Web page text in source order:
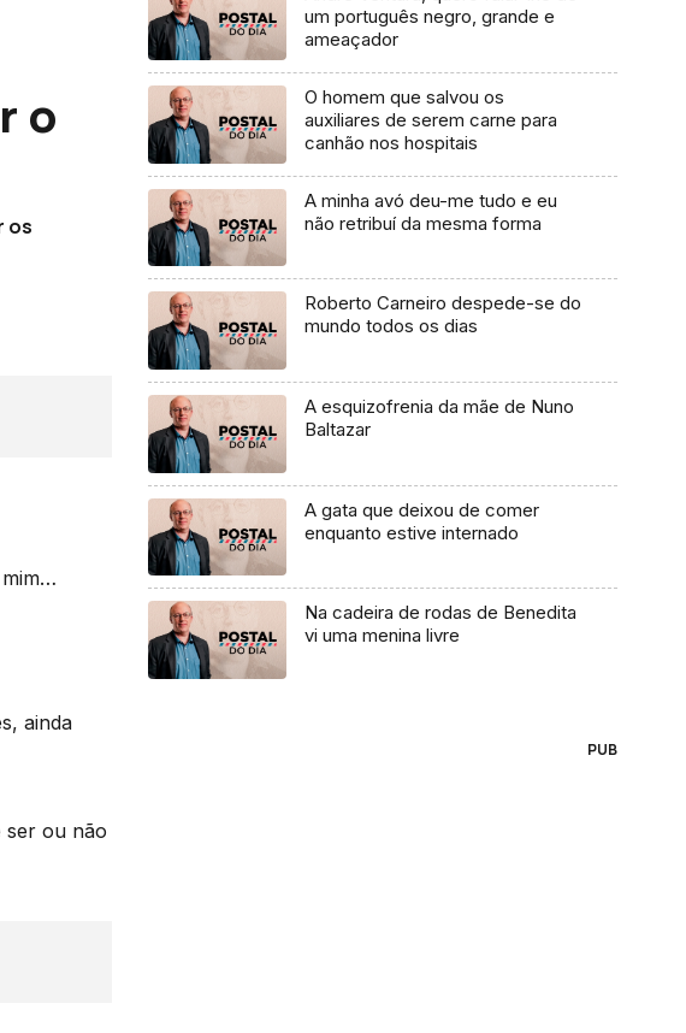
o
os
ainda
ser ou não
um português negro, grande e
ameaçador
O homem que salvou os
auxiliares de serem carne para
canhão nos hospitais
A minha avó deu-me tudo e eu
não retribuí da mesma forma
Roberto Carneiro despede-se do
mundo todos os dias
A esquizofrenia da mãe de Nuno
Baltazar
A gata que deixou de comer
enquanto estive internado
Na cadeira de rodas de Benedita
vi uma menina livre
PUB